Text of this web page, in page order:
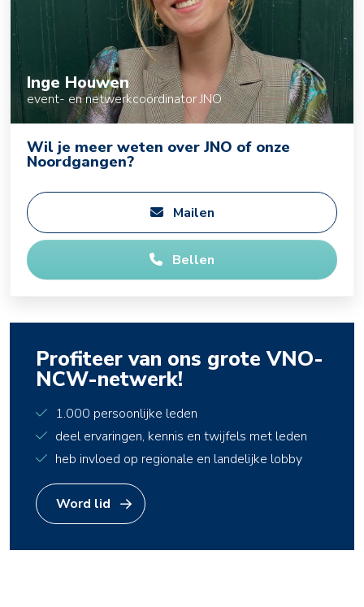
Inge Houwen
event- en netwerkcoördinator JNO
Wil je meer weten over JNO of onze
Noordgangen?
Mailen
Bellen
Profiteer van ons grote VNO-
NCW-netwerk!
1.000 persoonlijke leden
deel ervaringen, kennis en twijfels met leden
heb invloed op regionale en landelijke lobby
Word lid